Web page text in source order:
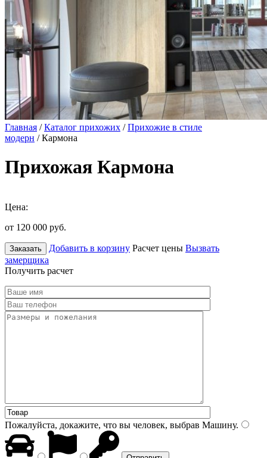
Главная /Каталог прихожих /Прихожие в стиле
модерн / Кармона
Прихожая Кармона
Цена:
от 120 000 руб.
Заказать Добавить в корзину Расчет цены Вызвать
замерщика
Получить расчет
Пожалуйста, докажите, что вы человек, выбрав Машину.